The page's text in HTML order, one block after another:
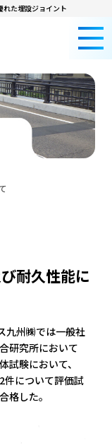
れた埋設ジョイント
耐久性能に
九州㈱では一般社
研究所において
試験において、
について評価試
格した。